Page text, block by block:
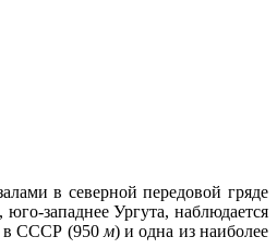
в северной передовой гряде
западнее Ургута, наблюдается
в СССР (950 м) и одна из наиболее